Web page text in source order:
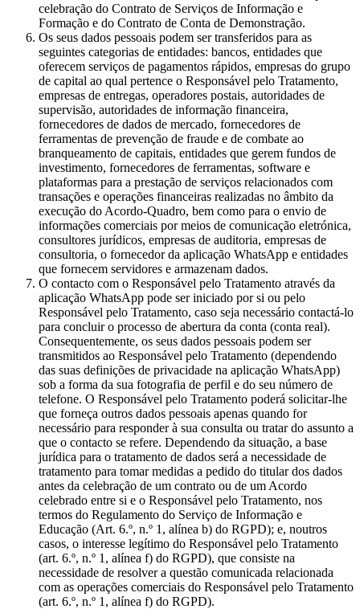
celebração do Contrato de Serviços de Informação e
Formação e do Contrato de Conta de Demonstração.
Os seus dados pessoais podem ser transferidos para as
seguintes categorias de entidades: bancos, entidades que
oferecem serviços de pagamentos rápidos, empresas do grupo
de capital ao qual pertence o Responsável pelo Tratamento,
empresas de entregas, operadores postais, autoridades de
supervisão, autoridades de informação financeira,
fornecedores de dados de mercado, fornecedores de
ferramentas de prevenção de fraude e de combate ao
branqueamento de capitais, entidades que gerem fundos de
investimento, fornecedores de ferramentas, software e
plataformas para a prestação de serviços relacionados com
transações e operações financeiras realizadas no âmbito da
execução do Acordo-Quadro, bem como para o envio de
informações comerciais por meios de comunicação eletrónica,
consultores jurídicos, empresas de auditoria, empresas de
consultoria, o fornecedor da aplicação WhatsApp e entidades
que fornecem servidores e armazenam dados.
O contacto com o Responsável pelo Tratamento através da
aplicação WhatsApp pode ser iniciado por si ou pelo
Responsável pelo Tratamento, caso seja necessário contactá-lo
para concluir o processo de abertura da conta (conta real).
Consequentemente, os seus dados pessoais podem ser
transmitidos ao Responsável pelo Tratamento (dependendo
das suas definições de privacidade na aplicação WhatsApp)
sob a forma da sua fotografia de perfil e do seu número de
telefone. O Responsável pelo Tratamento poderá solicitar-lhe
que forneça outros dados pessoais apenas quando for
necessário para responder à sua consulta ou tratar do assunto a
que o contacto se refere. Dependendo da situação, a base
jurídica para o tratamento de dados será a necessidade de
tratamento para tomar medidas a pedido do titular dos dados
antes da celebração de um contrato ou de um Acordo
celebrado entre si e o Responsável pelo Tratamento, nos
termos do Regulamento do Serviço de Informação e
Educação (Art. 6.º, n.º 1, alínea b) do RGPD); e, noutros
casos, o interesse legítimo do Responsável pelo Tratamento
(art. 6.º, n.º 1, alínea f) do RGPD), que consiste na
necessidade de resolver a questão comunicada relacionada
com as operações comerciais do Responsável pelo Tratamento
(art. 6.º, n.º 1, alínea f) do RGPD).